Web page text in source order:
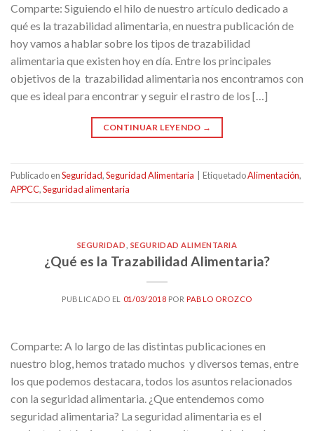
Comparte: Siguiendo el hilo de nuestro artículo dedicado a
qué es la trazabilidad alimentaria, en nuestra publicación de
hoy vamos a hablar sobre los tipos de trazabilidad
alimentaria que existen hoy en día. Entre los principales
objetivos de la trazabilidad alimentaria nos encontramos con
que es ideal para encontrar y seguir el rastro de los […]
CONTINUAR LEYENDO →
Publicado enSeguridad,Seguridad Alimentaria EtiquetadoAlimentación,
APPCC,Seguridad alimentaria
SEGURIDAD SEGURIDAD ALIMENTARIA
¿Qué es la Trazabilidad Alimentaria?
PUBLICADO EL 01/03/2018 POR PABLO OROZCO
Comparte: A lo largo de las distintas publicaciones en
nuestro blog, hemos tratado muchos y diversos temas, entre
los que podemos destacara, todos los asuntos relacionados
con la seguridad alimentaria. ¿Que entendemos como
seguridad alimentaria? La seguridad alimentaria es el